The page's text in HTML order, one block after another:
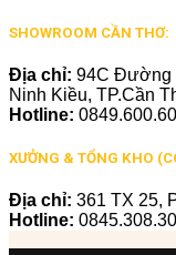
SHOWROOM CẦN THƠ:
Địa chỉ: 94C Đường
Ninh Kiều, TP.Cần
Hotline:
XƯỞNG & TỔNG KHO
Địa chỉ: 361 TX 25,
Hotline: